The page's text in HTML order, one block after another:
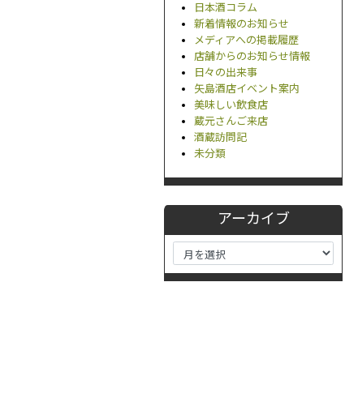
日本酒コラム
新着情報のお知らせ
メディアへの掲載履歴
店舗からのお知らせ情報
日々の出来事
矢島酒店イベント案内
美味しい飲食店
蔵元さんご来店
酒蔵訪問記
未分類
アーカイブ